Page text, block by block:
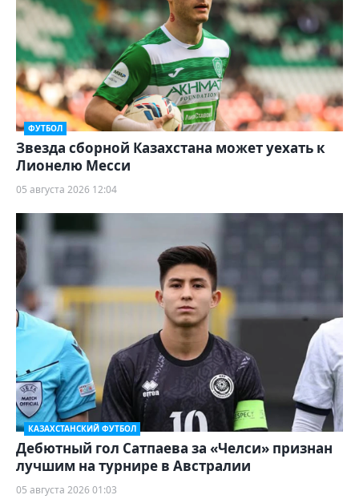
ФУТБОЛ
Звезда сборной Казахстана может уехать к
Лионелю Месси
05 августа 2026 12:04
КАЗАХСТАНСКИЙ ФУТБОЛ
Дебютный гол Сатпаева за «Челси» признан
лучшим на турнире в Австралии
05 августа 2026 01:03